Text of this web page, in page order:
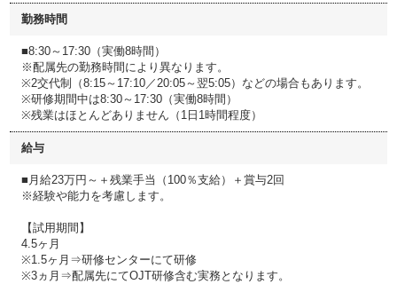
勤務時間
■8:30～17:30（実働8時間）
※配属先の勤務時間により異なります。
※2交代制（8:15～17:10／20:05～翌5:05）などの場合もあります。
※研修期間中は8:30～17:30（実働8時間）
※残業はほとんどありません（1日1時間程度）
給与
■月給23万円～＋残業手当（100％支給）＋賞与2回
※経験や能力を考慮します。
【試用期間】
4.5ヶ月
※1.5ヶ月⇒研修センターにて研修
※3ヵ月⇒配属先にてOJT研修含む実務となります。